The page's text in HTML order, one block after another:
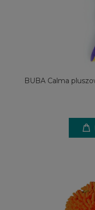
BUBA Calma